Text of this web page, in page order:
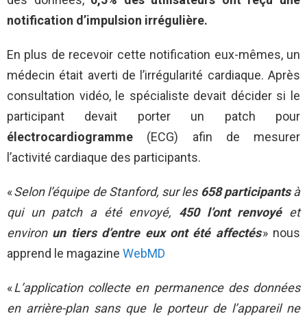
notification d’impulsion irrégulière.
En plus de recevoir cette notification eux-mêmes, un
médecin était averti de l’irrégularité cardiaque. Après
consultation vidéo, le spécialiste devait décider si le
participant devait porter un patch pour
électrocardiogramme (ECG) afin de mesurer
l’activité cardiaque des participants.
«Selon l’équipe de Stanford, sur les 658 participantsà
qui un patch a été envoyé, 450 l’ont renvoyéet
environ un tiers d’entre eux ont été affectés» nous
apprend le magazine WebMD
«L’application collecte en permanence des données
en arrière-plan sans que le porteur de l’appareil ne